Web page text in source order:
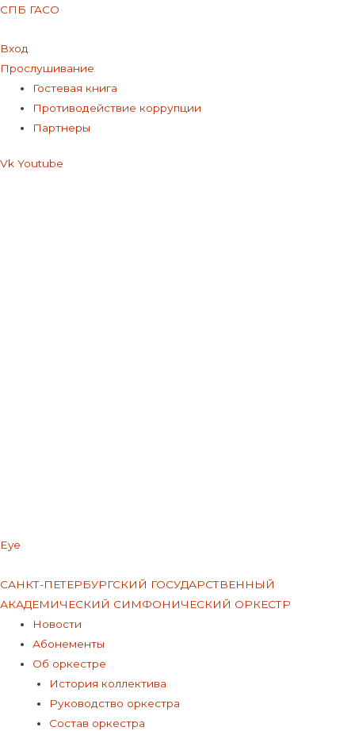
СПБ ГАСО
Вход
Прослушивание
Меню Гостевая книга
Противодействие коррупции
Партнеры
Vk Youtube
Eye
САНКТ-ПЕТЕРБУРГСКИЙ ГОСУДАРСТВЕННЫЙ
АКАДЕМИЧЕСКИЙ СИМФОНИЧЕСКИЙ ОРКЕСТР
Меню Новости
Абонементы
Об оркестре
История коллектива
Руководство оркестра
Состав оркестра